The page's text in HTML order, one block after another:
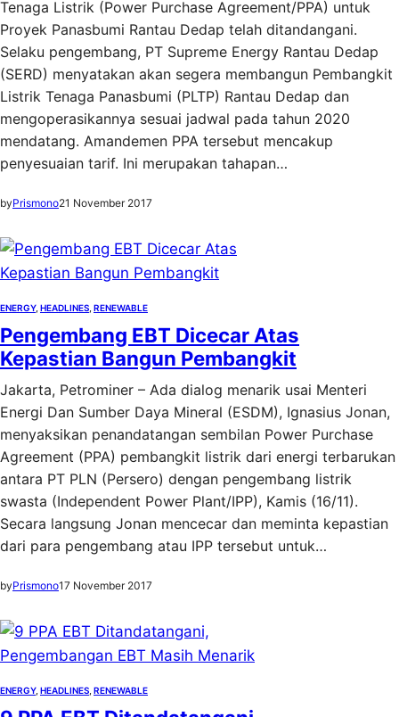
Tenaga Listrik (Power Purchase Agreement/PPA) untuk
Proyek Panasbumi Rantau Dedap telah ditandangani.
Selaku pengembang, PT Supreme Energy Rantau Dedap
(SERD) menyatakan akan segera membangun Pembangkit
Listrik Tenaga Panasbumi (PLTP) Rantau Dedap dan
mengoperasikannya sesuai jadwal pada tahun 2020
mendatang. Amandemen PPA tersebut mencakup
penyesuaian tarif. Ini merupakan tahapan…
byPrismono21 November 2017
ENERGY, HEADLINES RENEWABLE
Pengembang EBT Dicecar Atas
Kepastian Bangun Pembangkit
Jakarta, Petrominer – Ada dialog menarik usai Menteri
Energi Dan Sumber Daya Mineral (ESDM), Ignasius Jonan,
menyaksikan penandatangan sembilan Power Purchase
Agreement (PPA) pembangkit listrik dari energi terbarukan
antara PT PLN (Persero) dengan pengembang listrik
swasta (Independent Power Plant/IPP), Kamis (16/11).
Secara langsung Jonan mencecar dan meminta kepastian
dari para pengembang atau IPP tersebut untuk…
byPrismono17 November 2017
ENERGY, HEADLINES RENEWABLE